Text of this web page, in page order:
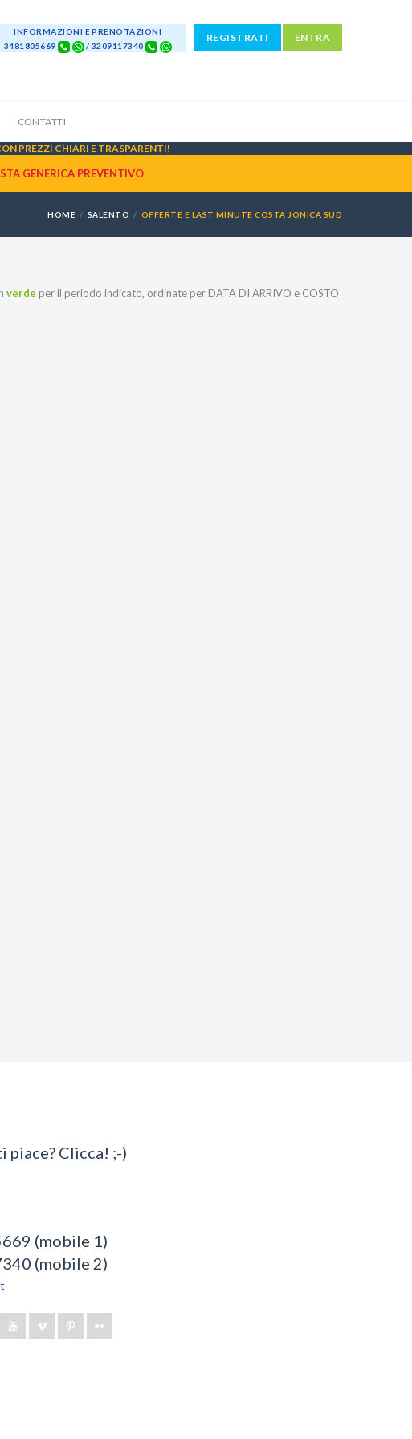
REGISTRATI ENTRA
INFORMAZIONI E PRENOTAZIONI
3481805669
/ 3209117340
CONTATTI
PREZZI CHIARI E TRASPARENTI!
GENERICA PREVENTIVO
HOME SALENTO OFFERTE E LAST MINUTE COSTA JONICA SUD
verde per il periodo indicato, ordinate per DATA DI ARRIVO e COSTO
piace? Clicca! ;-)
(mobile 1)
(mobile 2)